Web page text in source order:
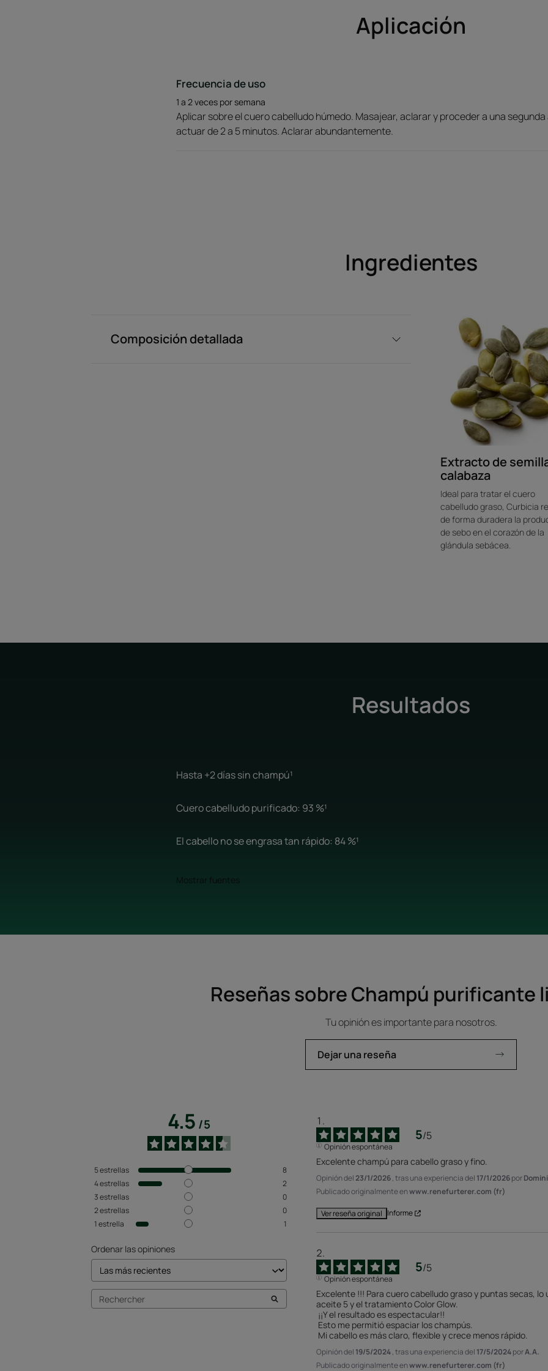
Aplicación
Frecuencia de uso
1 a 2 veces por semana
Aplicar sobre el cuero cabelludo húmedo. Masajear, aclarar y proceder a una
actuar de 2 a 5 minutos. Aclarar abundantemente.
Ingredientes
Composición detallada
Extracto de
calabaza
Ideal para tratar el cuero
cabelludo graso, Curbicia
de forma duradera la
de sebo en el corazón de la
glándula sebácea.
Resultados
Hasta +2 días sin champú¹
Cuero cabelludo purificado: 93 %¹
El cabello no se engrasa tan rápido: 84 %¹
Mostrar fuentes
Reseñas sobre Champú purificante
Tu opinión es importante para nosotros.
Dejar una reseña
4.5/5
5estrellas
8
4estrellas
2
3estrellas
0
2estrellas
0
1estrella 1
Ordenar las opiniones
5/5
Opinión espontánea
Excelente champú para cabello graso y fino.
Opinión del23/1/2026, tras una experiencia del 17/1/2026por
Publicado originalmente enwww.renefurterer.com (fr)
Ver reseña original Informe
5/5
Opinión espontánea
Excelente !!! Para cuero cabelludo graso y puntas secas,
aceite 5 y el tratamiento Color Glow.
Mi cabello es más claro, flexible y crece menos rápido.
Opinión del 19/5/2024, tras una experiencia del 17/5/2024porA.A.
Publicado originalmente enwww.renefurterer.com (fr)